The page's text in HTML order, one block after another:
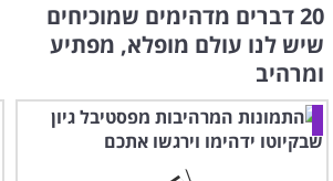
20 דברים מדהימים שמוכיחים
שיש לנו עולם מופלא, מפתיע
ומרהיב